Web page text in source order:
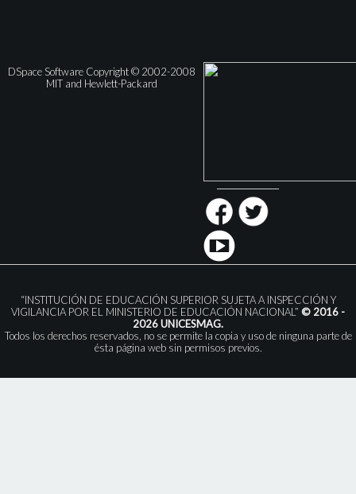
DSpace Software Copyright © 2002-2008
MIT and Hewlett-Packard
“INSTITUCIÓN DE EDUCACIÓN SUPERIOR SUJETA A INSPECCIÓN Y
VIGILANCIA POR EL MINISTERIO DE EDUCACIÓN NACIONAL” © 2016 -
2026 UNICESMAG.
Todos los derechos reservados, no se permite la copia y uso de ninguna parte de
ésta página web sin permisos previos.